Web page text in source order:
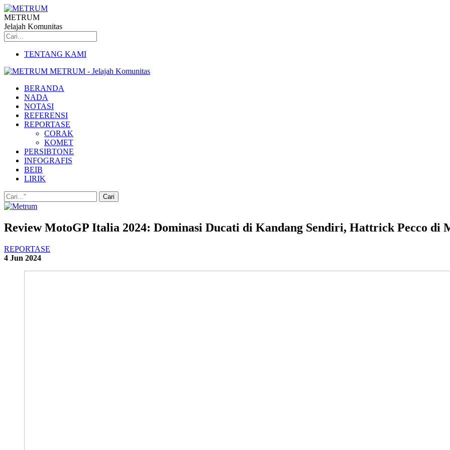
METRUM
Jelajah Komunitas
TENTANG KAMI
METRUM - Jelajah Komunitas
BERANDA
NADA
NOTASI
REFERENSI
REPORTASE
CORAK
KOMET
PERSIBTONE
INFOGRAFIS
BEIB
LIRIK
Review MotoGP Italia 2024: Dominasi Ducati di Kandang Sendiri, Hattrick Pecco di
REPORTASE
4 Jun 2024